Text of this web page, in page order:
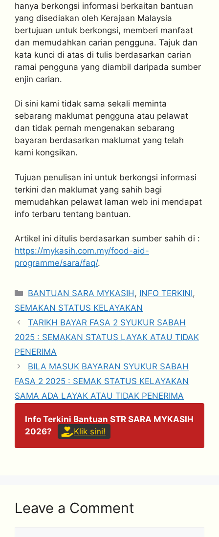
hanya berkongsi informasi berkaitan bantuan
yang disediakan oleh Kerajaan Malaysia
bertujuan untuk berkongsi, memberi manfaat
dan memudahkan carian pengguna. Tajuk dan
kata kunci di atas di tulis berdasarkan carian
ramai pengguna yang diambil daripada sumber
enjin carian.
Di sini kami tidak sama sekali meminta
sebarang maklumat pengguna atau pelawat
dan tidak pernah mengenakan sebarang
bayaran berdasarkan maklumat yang telah
kami kongsikan.
Tujuan penulisan ini untuk berkongsi informasi
terkini dan maklumat yang sahih bagi
memudahkan pelawat laman web ini mendapat
info terbaru tentang bantuan.
Artikel ini ditulis berdasarkan sumber sahih di :
https://mykasih.com.my/food-aid-
programme/sara/faq/.
Categories
BANTUAN SARA MYKASIH, INFO TERKINI,
SEMAKAN STATUS KELAYAKAN
TARIKH BAYAR FASA 2 SYUKUR SABAH
2025 : SEMAKAN STATUS LAYAK ATAU TIDAK
PENERIMA
BILA MASUK BAYARAN SYUKUR SABAH
FASA 2 2025 : SEMAK STATUS KELAYAKAN
SAMA ADA LAYAK ATAU TIDAK PENERIMA
Info Terkini Bantuan STR SARA MYKASIH
2026?
Klik sini!
Leave a Comment